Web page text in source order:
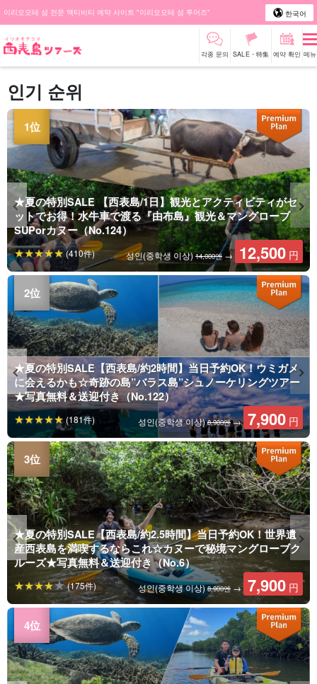
이리오모테 섬 전문 액티비티 예약 사이트 "이리오모테 섬 투어즈" 한국어
각종 문의 SALE・特集 예약 확인 메뉴
인기 순위
★夏の特別SALE 【西表島/1日】観光とアクティビティがセ
ットでお得！水牛車で渡る『由布島』観光＆マングローブ
SUPorカヌー（No.124）
성인(중학생 이상)14,000엔→ 12,500 円
(410件)
★夏の特別SALE【西表島/約2時間】当日予約OK！ウミガメ
に会えるかも☆奇跡の島”バラス島”シュノーケリングツアー
★写真無料＆送迎付き（No.122）
성인(중학생 이상)8,900엔→ 7,900 円
(181件)
★夏の特別SALE【西表島/約2.5時間】当日予約OK！世界遺
産西表島を満喫するならこれ☆カヌーで秘境マングローブク
ルーズ★写真無料＆送迎付き（No.6）
성인(중학생 이상)8,900엔 → 7,900 円
(175件)